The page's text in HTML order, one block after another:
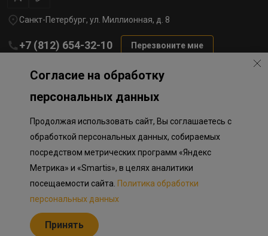
Санкт-Петербург, ул. Миллионная, д. 8
+7 (812) 654-32-10 Перезвоните мне
Политика обработки персональных данных
Информация о плановом направлении средств
на строительство соц.объектов в Окле
Приложение к программе лояльности
Разработка сайта «Пикмедиа»
Информация, представленная на сайте, носит исключительно
ознакомительный характер, не является публичной офертой,
Российской Федерации. Представленные изображения объектов
долевого строительства носят предварительный ознакомительный
Согласие на обработку
персональных данных
Продолжая использовать сайт, Вы соглашаетесь с
обработкой персональных данных, собираемых
посредством метрических программ «Яндекс
Метрика» и «Smartis», в целях аналитики
посещаемости сайта. Политика обработки
персональных данных
Принять